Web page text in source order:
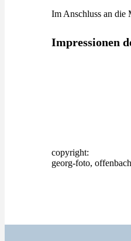
Im Anschluss an die
Impressionen
copyright:
georg-foto,